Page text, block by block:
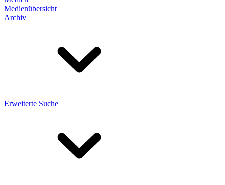
Medienübersicht
Archiv
Erweiterte Suche